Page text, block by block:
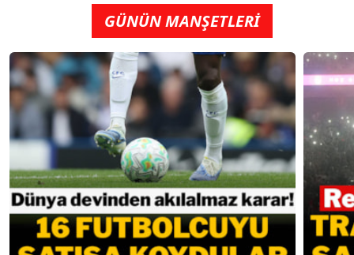
GÜNÜN MANŞETLERİ